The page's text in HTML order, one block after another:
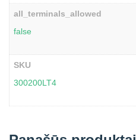
all_terminals_allowed
false
SKU
300200LT4